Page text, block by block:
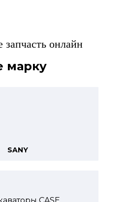
запчасть онлайн
марку
SANY